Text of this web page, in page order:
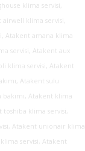
klima servisi,
klima servisi,
Atakent amana klima
servisi, Atakent aux
klima servisi, Atakent
Atakent sulu
Atakent klima
klima servisi,
Atakent unionair klima
servisi, Atakent